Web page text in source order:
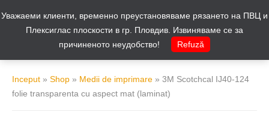
Inceput » Shop » Medii de imprimare » 3M Scotchcal IJ40-124
folie transparenta cu aspect mat (laminat)
Уважаеми клиенти, временно преустановяваме рязането на ПВЦ и
Плексиглас плоскости в гр. Пловдив. Извиняваме се за
причиненото неудобство!
Refuză